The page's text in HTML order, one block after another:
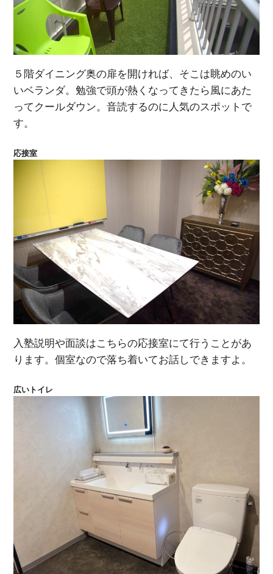
５階ダイニング奥の扉を開ければ、そこは眺めのい
いベランダ。勉強で頭が熱くなってきたら風にあた
ってクールダウン。音読するのに人気のスポットで
す。
応接室
入塾説明や面談はこちらの応接室にて行うことがあ
ります。個室なので落ち着いてお話しできますよ。
広いトイレ